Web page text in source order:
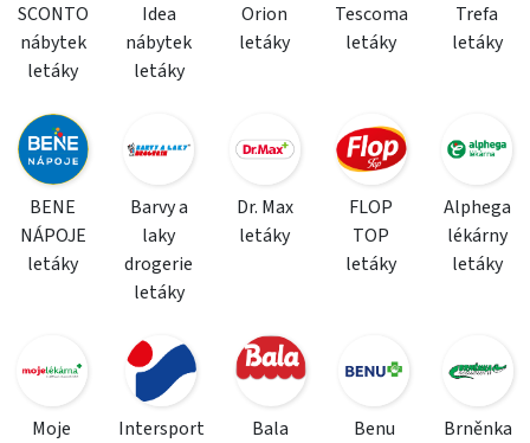
SCONTO
nábytek
letáky
Idea
nábytek
letáky
Orion
letáky
Tescoma
letáky
Trefa
letáky
BENE
NÁPOJE
letáky
Barvy a
laky
drogerie
letáky
Dr. Max
letáky
FLOP
TOP
letáky
Alphega
lékárny
letáky
Moje
Intersport
Bala
Benu
Brněnka